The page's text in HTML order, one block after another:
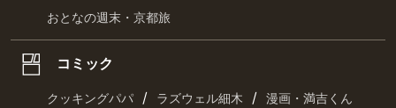
おとなの週末・京都旅
コミック
クッキングパパ / ラズウェル細木 / 漫画・満吉くん